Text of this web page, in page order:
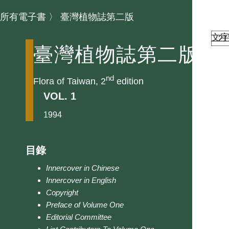
所有電子書 〉 臺灣植物誌第二版
臺灣植物誌第二版
Flora of Taiwan, 2nd edition
VOL. 1
1994
目錄
Innercover in Chinese
Innercover in English
Copyright
Preface of Volume One
Editorial Committee
文